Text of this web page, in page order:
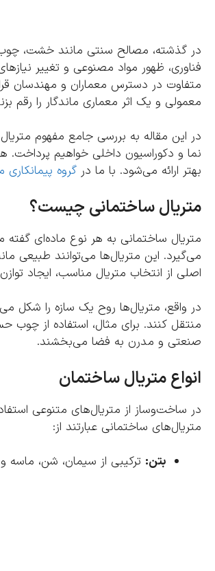
در گذشته، مصالح سنتی مانند خشت، چوب
فناوری، ظهور مواد مصنوعی و تغییر
متفاوت در دسترس معماران و مهندسان
معمولی و یک اثر معماری ماندگار را رقم
در این مقاله به بررسی جامع مفهوم
نما و دکوراسیون داخلی خواهیم پرداخت.
بهتر ارائه می‌شود. با ما در گروه
متریال ساختمانی چیست؟
متریال ساختمانی به هر نوع ماده‌ای
می‌گیرد. این متریال‌ها می‌توانند
اصلی از انتخاب متریال مناسب، ایجاد
در واقع، متریال‌ها روح یک سازه را شکل
منتقل کنند. برای مثال، استفاده از
صنعتی و مدرن به فضا می‌بخشند.
انواع متریال ساختمان
در ساخت‌وساز از متریال‌های متنوعی
متریال‌های ساختمانی عبارتند از:
بتن: ترکیبی از سیمان، شن، ماسه